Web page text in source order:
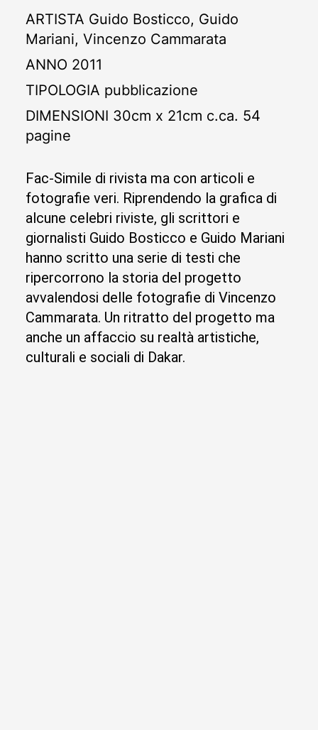
ARTISTA Guido Bosticco, Guido
Mariani, Vincenzo Cammarata
ANNO 2011
TIPOLOGIA pubblicazione
DIMENSIONI 30cm x 21cm c.ca. 54
pagine
Fac-Simile di rivista ma con articoli e
fotografie veri. Riprendendo la grafica di
alcune celebri riviste, gli scrittori e
giornalisti Guido Bosticco e Guido Mariani
hanno scritto una serie di testi che
ripercorrono la storia del progetto
avvalendosi delle fotografie di Vincenzo
Cammarata. Un ritratto del progetto ma
anche un affaccio su realtà artistiche,
culturali e sociali di Dakar.